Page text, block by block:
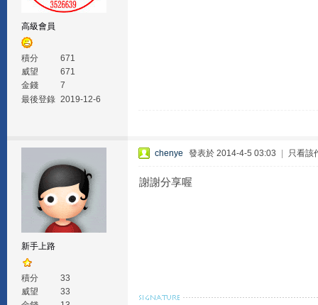
高級會員
積分
671
威望
671
金錢
7
最後登錄 2019-12-6
新手上路
積分
33
威望
33
chenye 發表於 2014-4-5 03:03 只看該
謝謝分享喔